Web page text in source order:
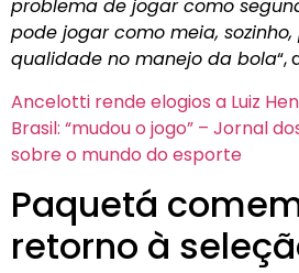
problema de jogar como
pode jogar como meia,
qualidade no manejo da bola“,
Ancelotti rende elogios a Luiz
Brasil: “mudou o jogo” – Jornal
sobre o mundo do esporte
Paquetá
retorno à